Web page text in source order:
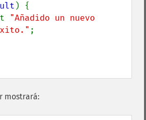
) {
"Añadido un nuevo
;
mostrará: